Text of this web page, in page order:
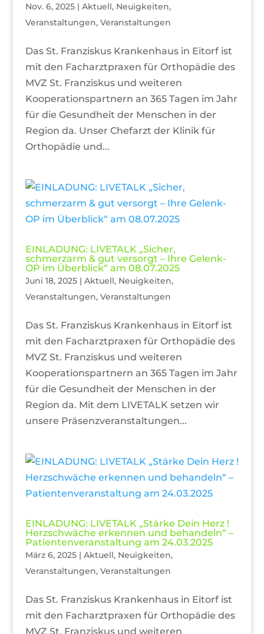
Nov. 6, 2025| Aktuell, Neuigkeiten,
Veranstaltungen, Veranstaltungen
Das St. Franziskus Krankenhaus in Eitorf ist
mit den Facharztpraxen für Orthopädie des
MVZ St. Franziskus und weiteren
Kooperationspartnern an 365 Tagen im Jahr
für die Gesundheit der Menschen in der
Region da. Unser Chefarzt der Klinik für
Orthopädie und...
EINLADUNG: LIVETALK „Sicher,
schmerzarm & gut versorgt – Ihre Gelenk-
OP im Überblick“ am 08.07.2025
Juni 18, 2025| Aktuell, Neuigkeiten,
Veranstaltungen, Veranstaltungen
Das St. Franziskus Krankenhaus in Eitorf ist
mit den Facharztpraxen für Orthopädie des
MVZ St. Franziskus und weiteren
Kooperationspartnern an 365 Tagen im Jahr
für die Gesundheit der Menschen in der
Region da. Mit dem LIVETALK setzen wir
unsere Präsenzveranstaltungen...
EINLADUNG: LIVETALK „Stärke Dein Herz !
Herzschwäche erkennen und behandeln“ –
Patientenveranstaltung am 24.03.2025
März 6, 2025| Aktuell, Neuigkeiten,
Veranstaltungen, Veranstaltungen
Das St. Franziskus Krankenhaus in Eitorf ist
mit den Facharztpraxen für Orthopädie des
MVZ St. Franziskus und weiteren